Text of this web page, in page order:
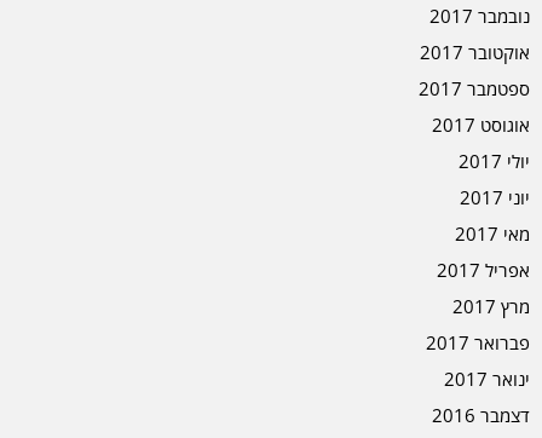
נובמבר 2017
אוקטובר 2017
ספטמבר 2017
אוגוסט 2017
יולי 2017
יוני 2017
מאי 2017
אפריל 2017
מרץ 2017
פברואר 2017
ינואר 2017
דצמבר 2016